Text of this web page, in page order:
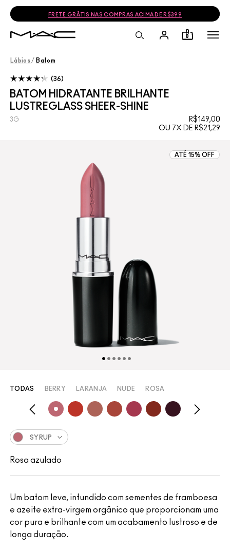
FRETE GRÁTIS NAS COMPRAS ACIMA DE R$399
0
Lábios / Batom
BATOM HIDRATANTE BRILHANTE
LUSTREGLASS SHEER-SHINE
R$149,00
OU 7X DE R$21,29
3G
36
ATÉ 15% OFF
Um batom leve, infundido com sementes de framboesa
e azeite extra-virgem orgânico que proporcionam uma
cor pura e brilhante com um acabamento lustroso e de
longa duração.
TODAS BERRY LARANJA NUDE ROSA
SYRUP
Rosa azulado